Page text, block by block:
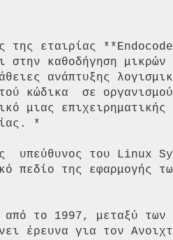
της εταιρίας
στην καθοδήγηση μικρών
κώδικα  σε
μιας επιχειρηματικής
*
υπεύθυνος του Linux
πεδίο της εφαρμογής
από το 1997, μεταξύ των
έρευνα για τον